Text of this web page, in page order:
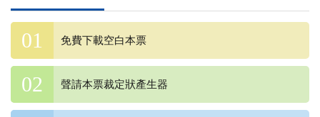
免費下載空白本票
聲請本票裁定狀產生器